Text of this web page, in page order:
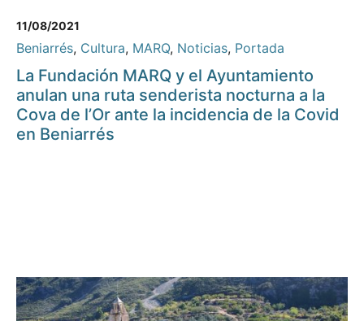
11/08/2021
Beniarrés, Cultura, MARQ, Noticias, Portada
La Fundación MARQ y el Ayuntamiento
anulan una ruta senderista nocturna a la
Cova de l’Or ante la incidencia de la Covid
en Beniarrés